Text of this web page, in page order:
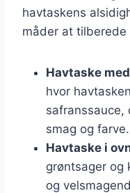
havtaskens
måder at tilberede
Havtaske
hvor
smag og farve.
Havtaske i
grøntsager og
og